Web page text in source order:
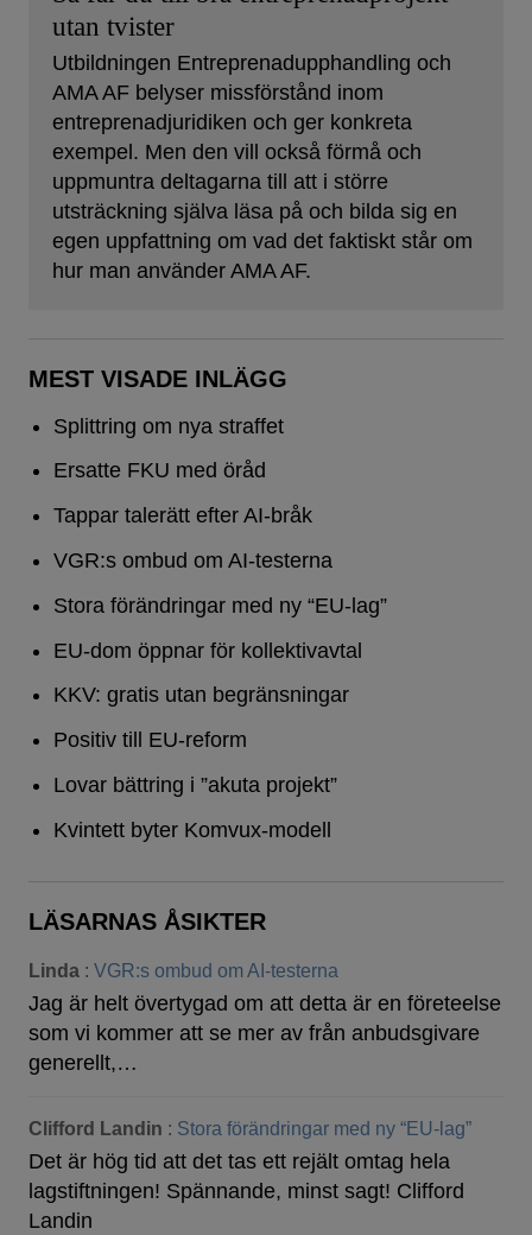
utan tvister
Utbildningen Entreprenadupphandling och
AMA AF belyser missförstånd inom
entreprenadjuridiken och ger konkreta
exempel. Men den vill också förmå och
uppmuntra deltagarna till att i större
utsträckning själva läsa på och bilda sig en
egen uppfattning om vad det faktiskt står om
hur man använder AMA AF.
MEST VISADE INLÄGG
Splittring om nya straffet
Ersatte FKU med öråd
Tappar talerätt efter AI-bråk
VGR:s ombud om AI-testerna
Stora förändringar med ny “EU-lag”
EU-dom öppnar för kollektivavtal
KKV: gratis utan begränsningar
Positiv till EU-reform
Lovar bättring i ”akuta projekt”
Kvintett byter Komvux-modell
LÄSARNAS ÅSIKTER
Linda : VGR:s ombud om AI-testerna
Jag är helt övertygad om att detta är en företeelse
som vi kommer att se mer av från anbudsgivare
generellt,…
Clifford Landin : Stora förändringar med ny “EU-lag”
Det är hög tid att det tas ett rejält omtag hela
lagstiftningen! Spännande, minst sagt! Clifford
Landin